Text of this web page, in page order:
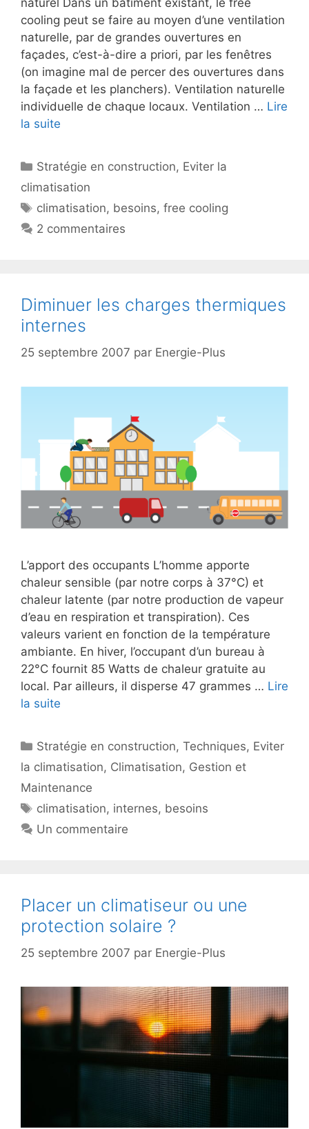
naturel Dans un bâtiment existant, le free
cooling peut se faire au moyen d’une ventilation
naturelle, par de grandes ouvertures en
façades, c’est-à-dire a priori, par les fenêtres
(on imagine mal de percer des ouvertures dans
la façade et les planchers). Ventilation naturelle
individuelle de chaque locaux. Ventilation … Lire
la suite
Catégories
Stratégie en construction, Eviter la
climatisation
Étiquettes
climatisation, besoins,free cooling
2 commentaires
Diminuer les charges thermiques
internes
25 septembre 2007 par Energie-Plus
L’apport des occupants L’homme apporte
chaleur sensible (par notre corps à 37°C) et
chaleur latente (par notre production de vapeur
d’eau en respiration et transpiration). Ces
valeurs varient en fonction de la température
ambiante. En hiver, l’occupant d’un bureau à
22°C fournit 85 Watts de chaleur gratuite au
local. Par ailleurs, il disperse 47 grammes … Lire
la suite
Catégories
Stratégie en construction,Techniques, Eviter
la climatisation, Climatisation, Gestion et
Maintenance
Étiquettes
climatisation, internes, besoins
Un commentaire
Placer un climatiseur ou une
protection solaire ?
25 septembre 2007 par Energie-Plus